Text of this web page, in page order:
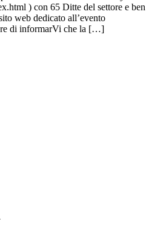
) con 65 Ditte del settore e ben
web dedicato all’evento
di informarVi che la […]